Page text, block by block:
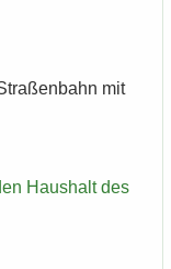
mit
Haus­halt des